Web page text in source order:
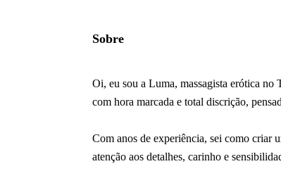
Sobre
Oi, eu sou a Luma, massagista erótica no
com hora marcada e total discrição,
Com anos de experiência, sei como criar
atenção aos detalhes, carinho e